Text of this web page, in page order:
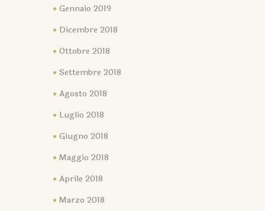
Gennaio 2019
Dicembre 2018
Ottobre 2018
Settembre 2018
Agosto 2018
Luglio 2018
Giugno 2018
Maggio 2018
Aprile 2018
Marzo 2018